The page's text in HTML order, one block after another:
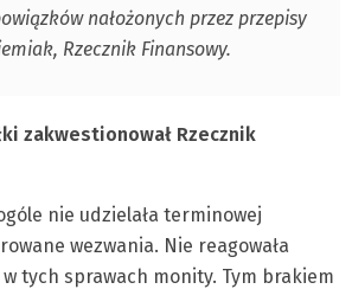
nałożonych przez przepisy
Rzecznik Finansowy.
zakwestionował Rzecznik
nie udzielała terminowej
wezwania. Nie reagowała
w tych sprawach monity. Tym brakiem